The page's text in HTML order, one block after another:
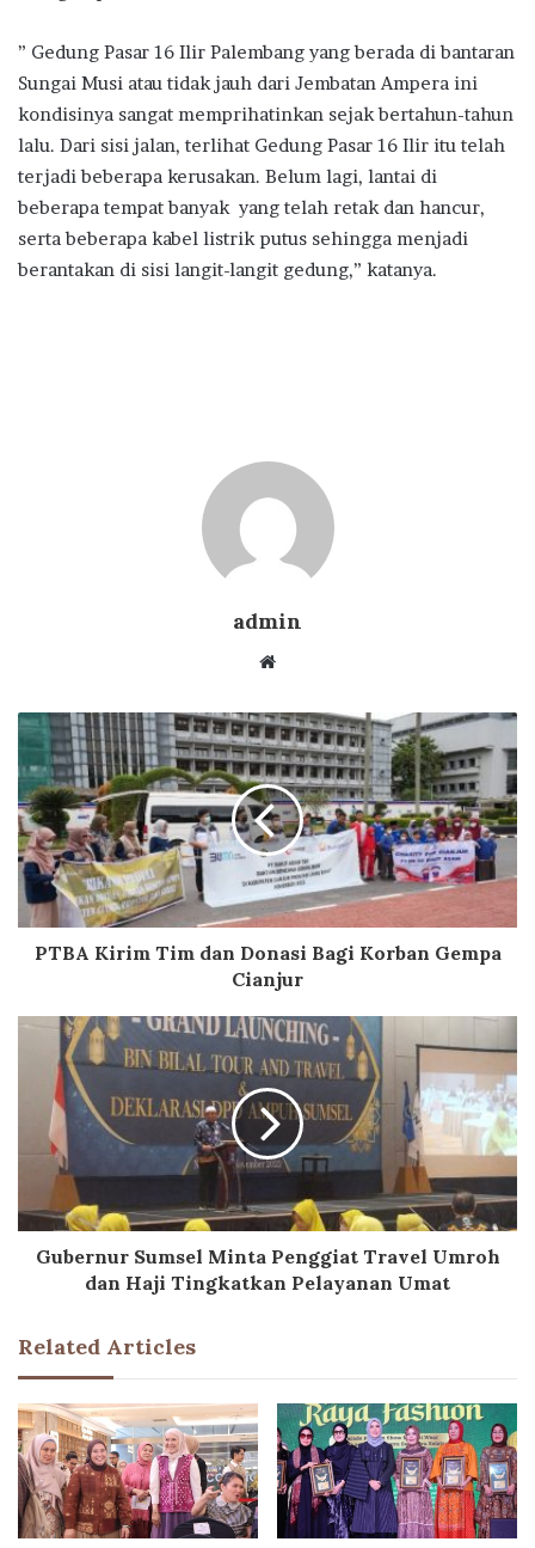
” Gedung Pasar 16 Ilir Palembang yang berada di bantaran
Sungai Musi atau tidak jauh dari Jembatan Ampera ini
kondisinya sangat memprihatinkan sejak bertahun-tahun
lalu. Dari sisi jalan, terlihat Gedung Pasar 16 Ilir itu telah
terjadi beberapa kerusakan. Belum lagi, lantai di
beberapa tempat banyak yang telah retak dan hancur,
serta beberapa kabel listrik putus sehingga menjadi
berantakan di sisi langit-langit gedung,” katanya.
admin
Website
PTBA Kirim Tim dan Donasi Bagi Korban Gempa
Cianjur
Gubernur Sumsel Minta Penggiat Travel Umroh
dan Haji Tingkatkan Pelayanan Umat
Related Articles